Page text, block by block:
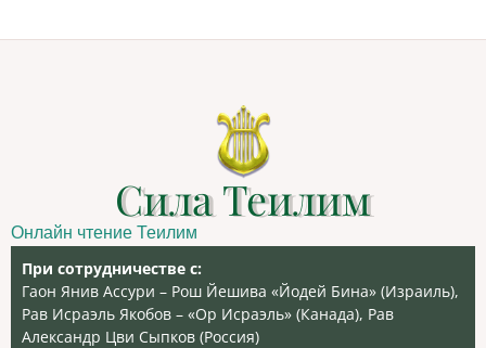
Сила Теилим
Онлайн чтение Теилим
При сотрудничестве с:
Гаон Янив Ассури – Рош Йешива «Йодей Бина» (Израиль),
Рав Исраэль Якобов – «Ор Исраэль» (Канада), Рав
Александр Цви Сыпков (Россия)